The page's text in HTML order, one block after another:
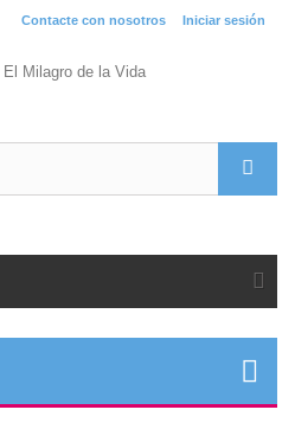
Iniciar sesión
Contacte con nosotros